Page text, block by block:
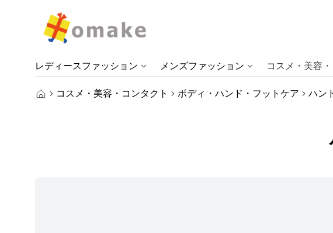
レディースファッション メンズファッション コスメ・美容
コスメ・美容・コンタクト ボディ・ハンド・フットケア ハン